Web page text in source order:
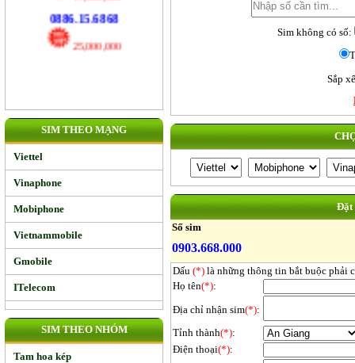
17,000,000
0886.15.6868
SIM THEO MẠNG
Viettel
Vinaphone
Mobiphone
Vietnammobile
Gmobile
ITelecom
SIM THEO NHÓM
Tam hoa kép
Sim không có số:
Sắp
Đặt
Số sim
0903.668.000
Dấu (*) là những thông tin bắt buộc phải
Họ tên(*):
Địa chỉ nhận sim(*):
Tỉnh thành(*):
Điện thoại(*):